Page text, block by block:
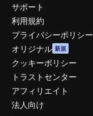
サポート
利用規約
プライバシーポリシー
オリジナル 新規
クッキーポリシー
トラストセンター
アフィリエイト
法人向け